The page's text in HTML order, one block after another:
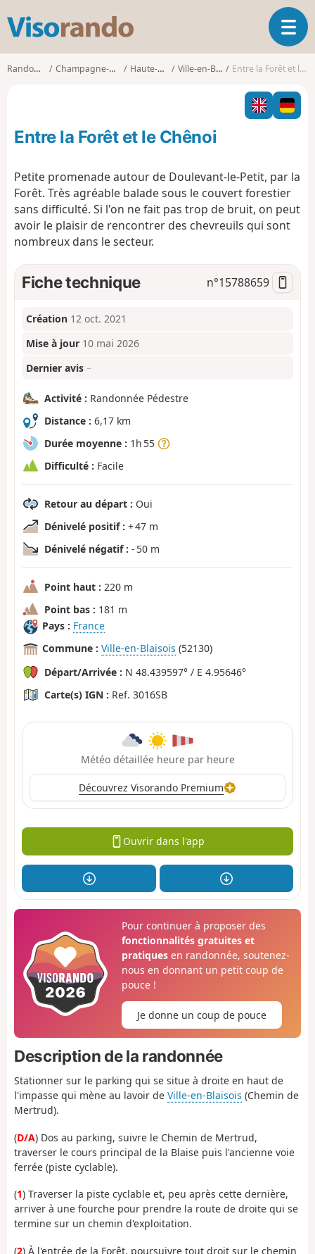
s
o
o
O
u
i
r
l
v
i
g
a
o
Randonnées Champagne-Ardenne Haute-Marne Ville-en-Blaisois Entre la Forêt et le Chênoi
Entre la Forêt et le Chênoi
Petite promenade autour de Doulevant-le-Petit, par la
Forêt. Très agréable balade sous le couvert forestier
sans difficulté. Si l'on ne fait pas trop de bruit, on peut
avoir le plaisir de rencontrer des chevreuils qui sont
nombreux dans le secteur.
Fiche technique n°15788659
Création 12 oct. 2021
Mise à jour 10 mai 2026
Dernier avis –
Activité : Randonnée Pédestre
Distance : 6,17 km
Durée moyenne : 1h 55
Difficulté : Facile
Retour au départ : Oui
Dénivelé positif : + 47 m
Dénivelé négatif : - 50 m
Point haut : 220 m
Point bas : 181 m
Pays : France
Commune : Ville-en-Blaisois (52130)
Départ/Arrivée : N 48.439597° / E 4.95646°
Carte(s) IGN : Ref. 3016SB
Météo détaillée heure par heure
Découvrez Visorando Premium
Ouvrir dans l'app
Pour continuer à proposer des
fonctionnalités gratuites et
pratiquesen randonnée, soutenez-
nous en donnant un petit coup de
pouce !
Je donne un coup de pouce
Description de la randonnée
Stationner sur le parking qui se situe à droite en haut de
l'impasse qui mène au lavoir de Ville-en-Blaisois (Chemin de
Mertrud).
(D/A) Dos au parking, suivre le Chemin de Mertrud,
traverser le cours principal de la Blaise puis l'ancienne voie
ferrée (piste cyclable).
(1) Traverser la piste cyclable et, peu après cette dernière,
arriver à une fourche pour prendre la route de droite qui se
termine sur un chemin d'exploitation.
(2) À l'entrée de la Forêt, poursuivre tout droit sur le chemin